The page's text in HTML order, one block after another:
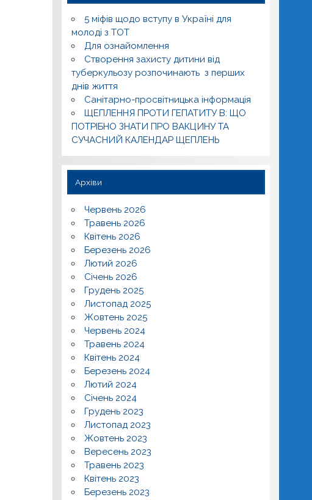
5 міфів щодо вступу в Україні для
молоді з ТОТ
Для ознайомлення
Створення захисту дитини від
туберкульозу розпочинають з перших
днів життя
Санітарно-просвітницька інформація
ЩЕПЛЕННЯ ПРОТИ ГЕПАТИТУ В: ЩО
ПОТРІБНО ЗНАТИ ПРО ВАКЦИНУ ТА
СУЧАСНИЙ КАЛЕНДАР ЩЕПЛЕНЬ
Архіви
Червень 2026
Травень 2026
Квітень 2026
Березень 2026
Лютий 2026
Січень 2026
Грудень 2025
Листопад 2025
Жовтень 2025
Червень 2024
Травень 2024
Квітень 2024
Березень 2024
Лютий 2024
Січень 2024
Грудень 2023
Листопад 2023
Жовтень 2023
Вересень 2023
Травень 2023
Квітень 2023
Березень 2023